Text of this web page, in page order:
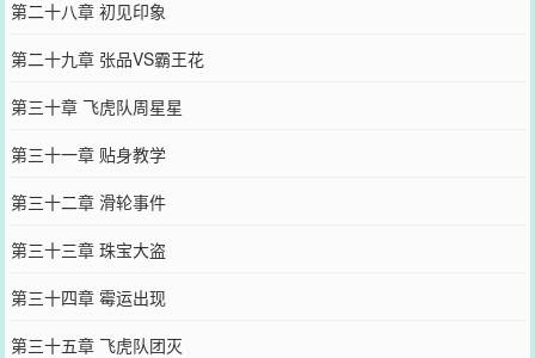
第二十八章 初见印象
第二十九章 张品VS霸王花
第三十章 飞虎队周星星
第三十一章 贴身教学
第三十二章 滑轮事件
第三十三章 珠宝大盗
第三十四章 霉运出现
第三十五章 飞虎队团灭